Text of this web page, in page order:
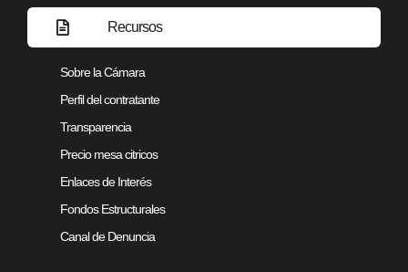
Recursos
Sobre la Cámara
Perfil del contratante
Transparencia
Precio mesa citricos
Enlaces de Interés
Fondos Estructurales
Canal de Denuncia